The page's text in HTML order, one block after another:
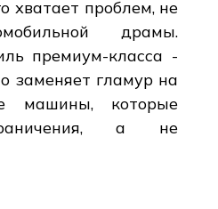
хватает проблем, не
драмы.
премиум-класса -
заменяет гламур на
машины, которые
а не